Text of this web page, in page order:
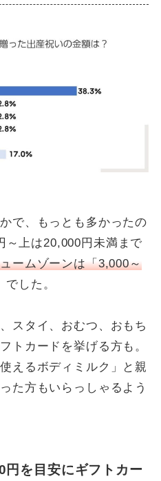
で、もっとも多かったの
～上は20,000円未満まで
ームゾーンは「3,000～
でした。
スタイ、おむつ、おもち
トカードを挙げる方も。
えるボディミルク」と親
た方もいらっしゃるよう
円を目安にギフトカー